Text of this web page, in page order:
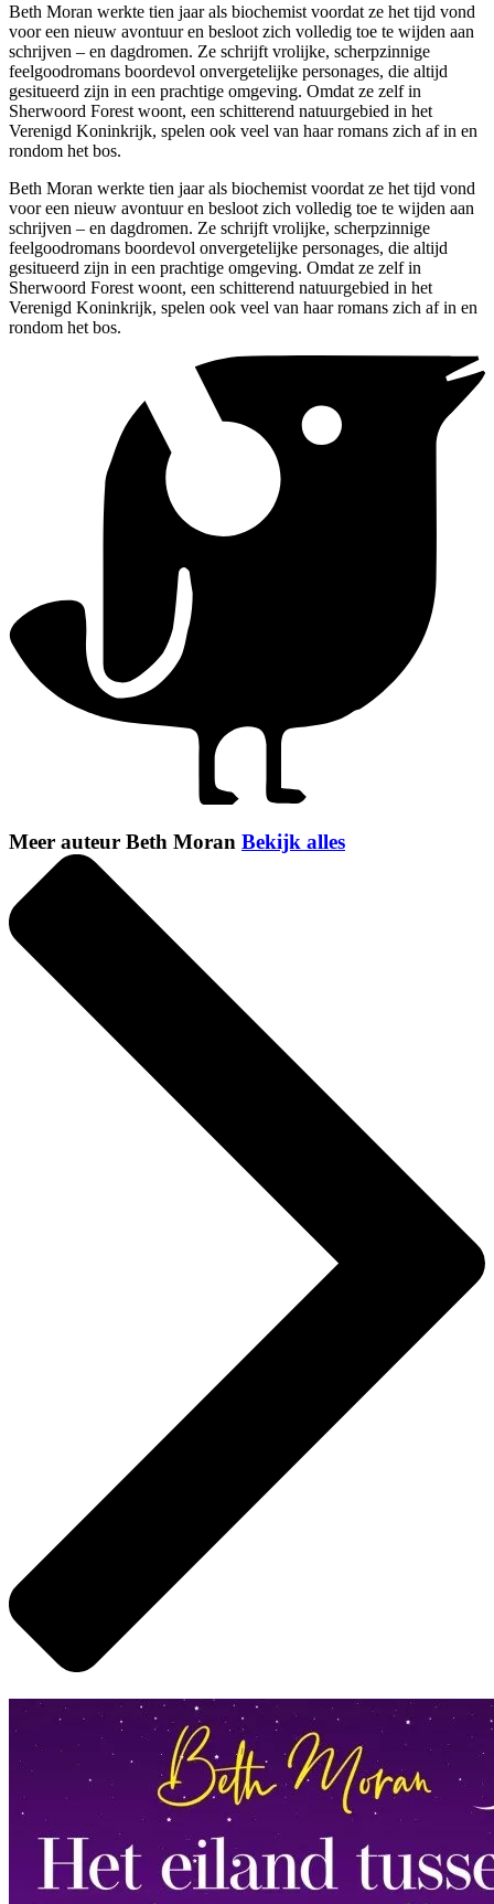
Beth Moran werkte tien jaar als biochemist voordat ze het tijd vond
voor een nieuw avontuur en besloot zich volledig toe te wijden aan
schrijven – en dagdromen. Ze schrijft vrolijke, scherpzinnige
feelgoodromans boordevol onvergetelijke personages, die altijd
gesitueerd zijn in een prachtige omgeving. Omdat ze zelf in
Sherwoord Forest woont, een schitterend natuurgebied in het
Verenigd Koninkrijk, spelen ook veel van haar romans zich af in en
rondom het bos.
Beth Moran werkte tien jaar als biochemist voordat ze het tijd vond
voor een nieuw avontuur en besloot zich volledig toe te wijden aan
schrijven – en dagdromen. Ze schrijft vrolijke, scherpzinnige
feelgoodromans boordevol onvergetelijke personages, die altijd
gesitueerd zijn in een prachtige omgeving. Omdat ze zelf in
Sherwoord Forest woont, een schitterend natuurgebied in het
Verenigd Koninkrijk, spelen ook veel van haar romans zich af in en
rondom het bos.
Meer auteur Beth Moran Bekijk alles